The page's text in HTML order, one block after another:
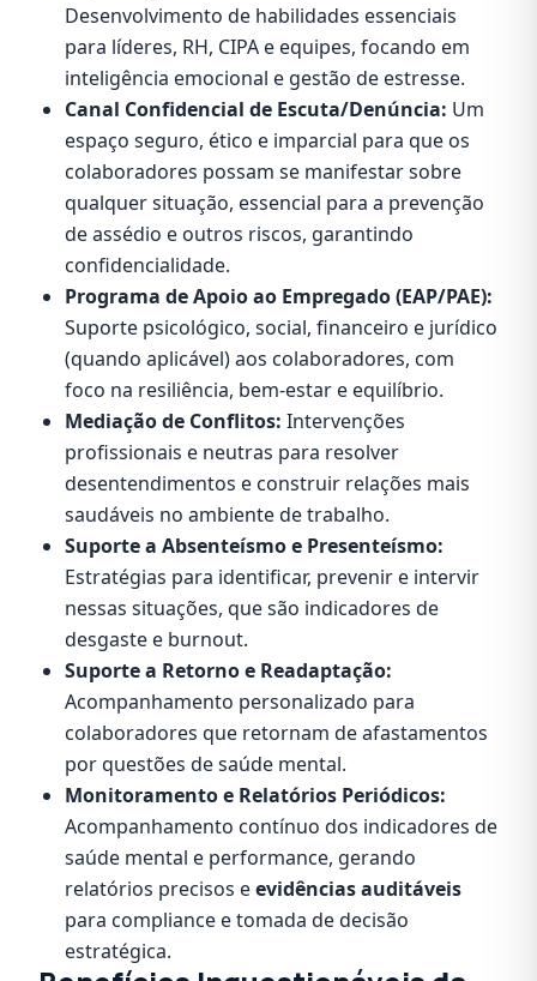
Desenvolvimento de habilidades essenciais
para líderes, RH, CIPA e equipes, focando em
inteligência emocional e gestão de estresse.
Canal Confidencial de Escuta/Denúncia: Um
espaço seguro, ético e imparcial para que os
colaboradores possam se manifestar sobre
qualquer situação, essencial para a prevenção
de assédio e outros riscos, garantindo
confidencialidade.
Programa de Apoio ao Empregado (EAP/PAE):
Suporte psicológico, social, financeiro e jurídico
(quando aplicável) aos colaboradores, com
foco na resiliência, bem-estar e equilíbrio.
Mediação de Conflitos: Intervenções
profissionais e neutras para resolver
desentendimentos e construir relações mais
saudáveis no ambiente de trabalho.
Suporte a Absenteísmo e Presenteísmo:
Estratégias para identificar, prevenir e intervir
nessas situações, que são indicadores de
desgaste e burnout.
Suporte a Retorno e Readaptação:
Acompanhamento personalizado para
colaboradores que retornam de afastamentos
por questões de saúde mental.
Monitoramento e Relatórios Periódicos:
Acompanhamento contínuo dos indicadores de
saúde mental e performance, gerando
relatórios precisos eevidências auditáveis
para compliance e tomada de decisão
estratégica.